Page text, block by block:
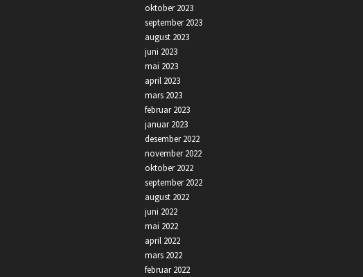
oktober 2023
september 2023
august 2023
juni 2023
mai 2023
april 2023
mars 2023
februar 2023
januar 2023
desember 2022
november 2022
oktober 2022
september 2022
august 2022
juni 2022
mai 2022
april 2022
mars 2022
februar 2022